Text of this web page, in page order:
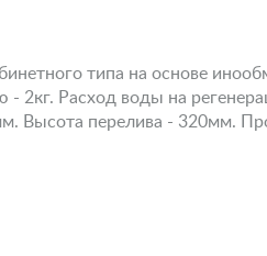
типа на основе
- 2кг. Расход воды на
Высота перелива - 320мм.